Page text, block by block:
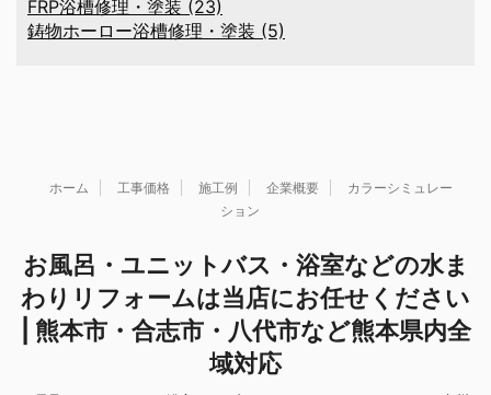
FRP浴槽修理・塗装 (23)
鋳物ホーロー浴槽修理・塗装 (5)
ホーム 工事価格 施工例 企業概要
カラーシミュレー
ション
お風呂・ユニットバス・浴室などの水ま
わりリフォームは当店にお任せください
| 熊本市・合志市・八代市など熊本県内全
域対応